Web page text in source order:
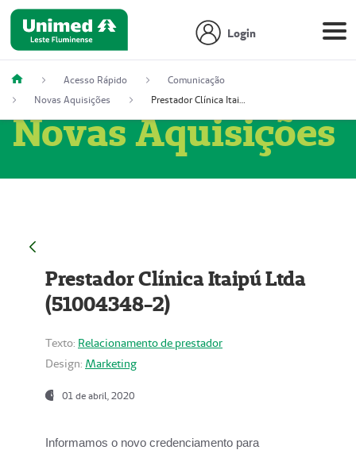
Login
Acesso Rápido
Comunicação
Novas Aquisições
Prestador Clínica Itaipú Ltda (51004348-2)
Novas Aquisições
Prestador Clínica Itaipú Ltda
(51004348-2)
Texto: Relacionamento de prestador
Design: Marketing
01 de abril, 2020
Informamos o novo credenciamento para